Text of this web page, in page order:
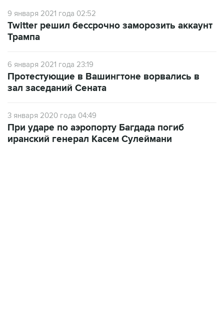
9 января 2021 года 02:52
Twitter решил бессрочно заморозить аккаунт
Трампа
6 января 2021 года 23:19
Протестующие в Вашингтоне ворвались в
зал заседаний Сената
3 января 2020 года 04:49
При ударе по аэропорту Багдада погиб
иранский генерал Касем Сулеймани